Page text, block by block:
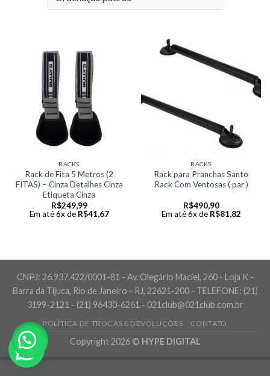
RACKS
Rack de Fita 5 Metros (2
FITAS) – Cinza Detalhes Cinza
Etiqueta Cinza
R$249,99
Em até 6x de R$41,67
RACKS
Rack para Pranchas Santo
Rack Com Ventosas ( par )
R$490,90
Em até 6x de R$81,82
CNPJ: 26.937.422/0001-81 - Av. Olegário Maciel, 260 - Loja K -
Barra da Tijuca, Rio de Janeiro - RJ, 22621-200 - TELEFONE: (21)
3199-2121 - (21) 96430-6261 - 021club@021club.com.br
POLÍTICA DE TROCAS E DEVOLUÇÕES CONTATO
Copyright 2026 © HYPE DIGITAL